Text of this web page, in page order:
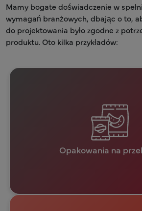
Mamy bogate doświadczenie w
wymagań branżowych, dbając o to,
do projektowania było zgodne z
produktu. Oto kilka przykładów:
Opakowania na